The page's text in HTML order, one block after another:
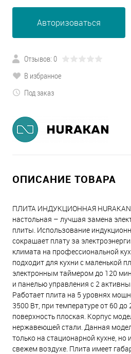
Авторизоваться
Отзывов: 0
В избранное
Под заказ
ОПИСАНИЕ ТОВАРА
ПЛИТА ИНДУКЦИОННАЯ HURAKAN
настольная – лучшая замена
плиты. Использование
сокращает плату за
климата на профессиональной
подходит для кухни с маленькой
электронным таймером до 120
и панелью управления с 2
Работает плита на 5 уровнях
3500 Вт, при температуре от 60
поверхность плоская. Корпус
нержавеющей стали. Данная
только на стационарной кухне,
свежем воздухе. Плита имеет